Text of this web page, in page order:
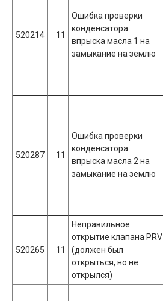
520214 11
Ошибка проверки
конденсатора
впрыска масла 1 на
замыкание на землю
520287 11
Ошибка проверки
конденсатора
впрыска масла 2 на
замыкание на землю
520265 11
Неправильное
открытие клапана PRV
(должен был
открыться, но не
открылся)